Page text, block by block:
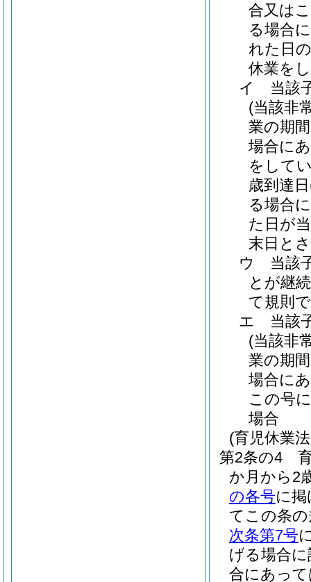
合又は
る場合
れた日
休業を
イ
当該
(当該非
業の期
場合に
をして
歳到達日
る場合
た日が
末日と
ウ
当該
とが継
て規則
エ
当該
(当該非
業の期
場合に
この号
場合
(育児休業
第2条の4
か月から2
の各号に
てこの条
次条第7号
げる場合
合にあっ